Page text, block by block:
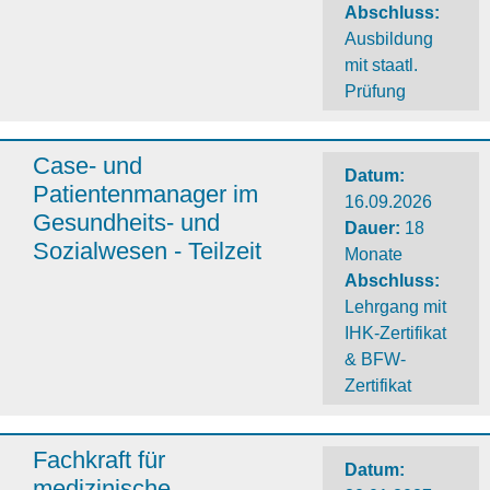
Abschluss:
Ausbildung
mit staatl.
Prüfung
Case- und
Patientenmanager im
Gesundheits- und
Sozialwesen - Teilzeit
Datum:
16.09.2026
Dauer: 18
Monate
Abschluss:
Lehrgang mit
IHK-Zertifikat
& BFW-
Zertifikat
Fachkraft für
Datum: